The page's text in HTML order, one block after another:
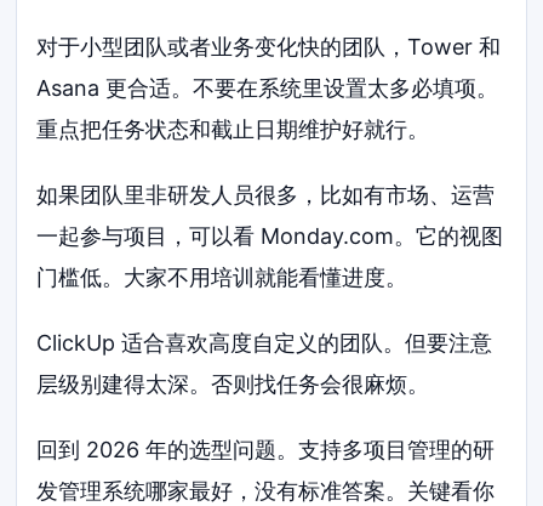
对于小型团队或者业务变化快的团队，Tower 和
Asana 更合适。不要在系统里设置太多必填项。
重点把任务状态和截止日期维护好就行。
如果团队里非研发人员很多，比如有市场、运营
一起参与项目，可以看 Monday.com。它的视图
门槛低。大家不用培训就能看懂进度。
ClickUp 适合喜欢高度自定义的团队。但要注意
层级别建得太深。否则找任务会很麻烦。
回到 2026 年的选型问题。支持多项目管理的研
发管理系统哪家最好，没有标准答案。关键看你